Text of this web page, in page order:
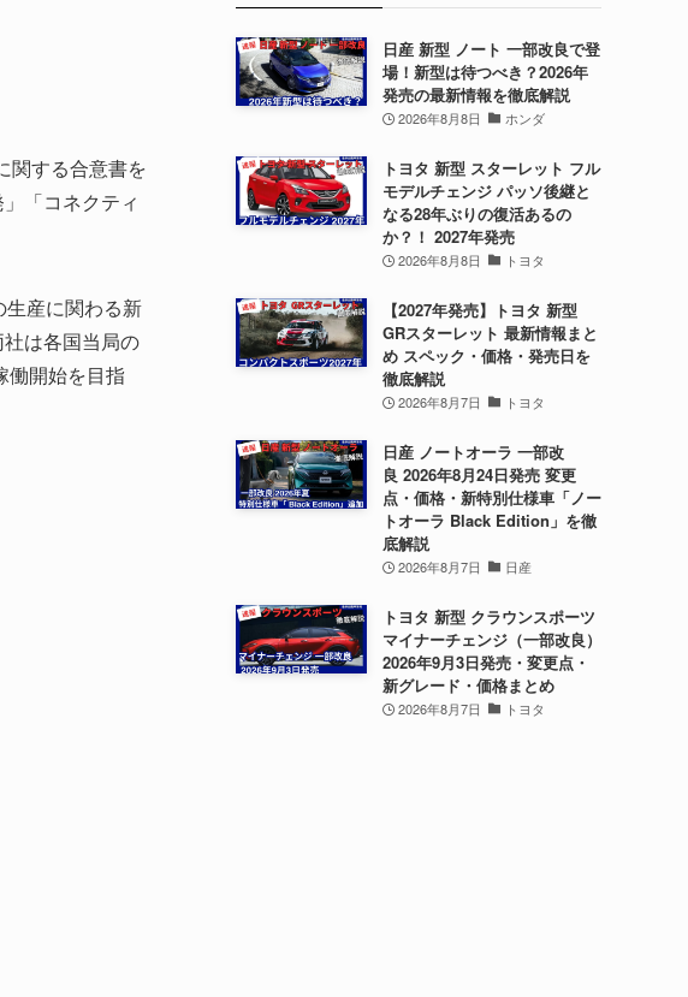
関する合意書を
「コネクティ
生産に関わる新
は各国当局の
働開始を目指
日産 新型 ノート 一部改良で登
場！新型は待つべき？2026年
発売の最新情報を徹底解説
2026年8月8日 ホンダ
トヨタ 新型 スターレット フル
モデルチェンジ パッソ後継と
なる28年ぶりの復活あるの
か？！ 2027年発売
2026年8月8日 トヨタ
【2027年発売】トヨタ 新型
GRスターレット 最新情報まと
め スペック・価格・発売日を
徹底解説
2026年8月7日 トヨタ
日産 ノートオーラ 一部改
良 2026年8月24日発売 変更
点・価格・新特別仕様車「ノー
トオーラ Black Edition」を徹
底解説
2026年8月7日 日産
トヨタ 新型 クラウンスポーツ
マイナーチェンジ（一部改良）
2026年9月3日発売・変更点・
新グレード・価格まとめ
2026年8月7日 トヨタ